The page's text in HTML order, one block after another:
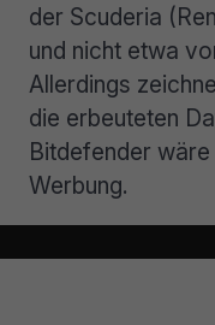
der Scuderia
und nicht etwa
Allerdings
die erbeuteten
Bitdefender
Werbung.